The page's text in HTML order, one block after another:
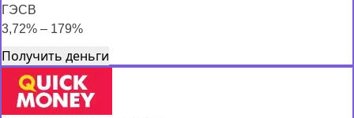
ГЭСВ
3,72% – 179%
Получить деньги